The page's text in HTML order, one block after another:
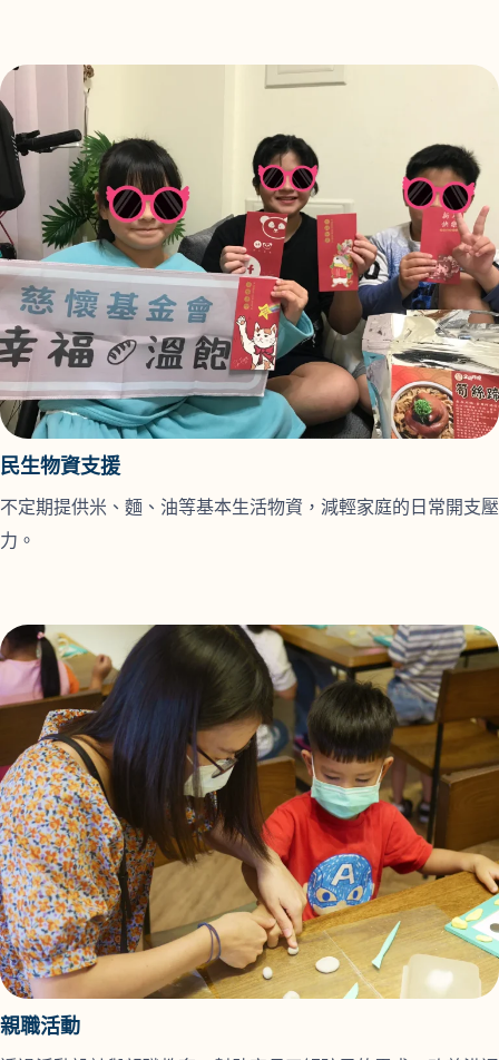
民生物資支援
不定期提供米、麵、油等基本生活物資，減輕家庭的日常開支壓
力。
親職活動